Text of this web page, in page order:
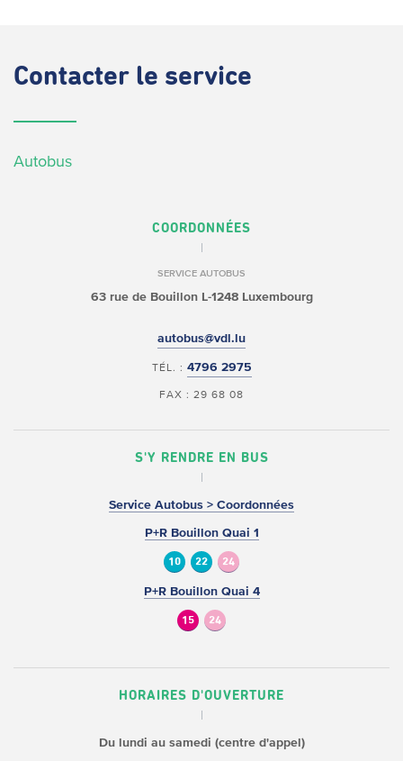
Contacter le service
Autobus
COORDONNÉES
SERVICE AUTOBUS
63 rue de BouillonL-1248 Luxembourg
autobus@vdl.lu
TÉL. : 4796 2975
FAX : 29 68 08
S'Y RENDRE EN BUS
Service Autobus > Coordonnées
P+R Bouillon Quai 1
10 22 24
P+R Bouillon Quai 4
15 24
HORAIRES D'OUVERTURE
Du lundi au samedi (centre d'appel)